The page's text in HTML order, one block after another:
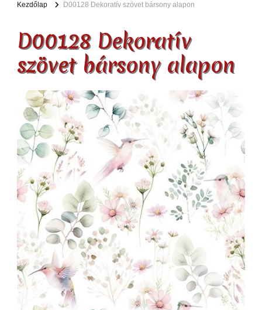
Kezdőlap D00128 Dekoratív szövet bársony alapon
D00128 Dekoratív
szövet bársony alapon